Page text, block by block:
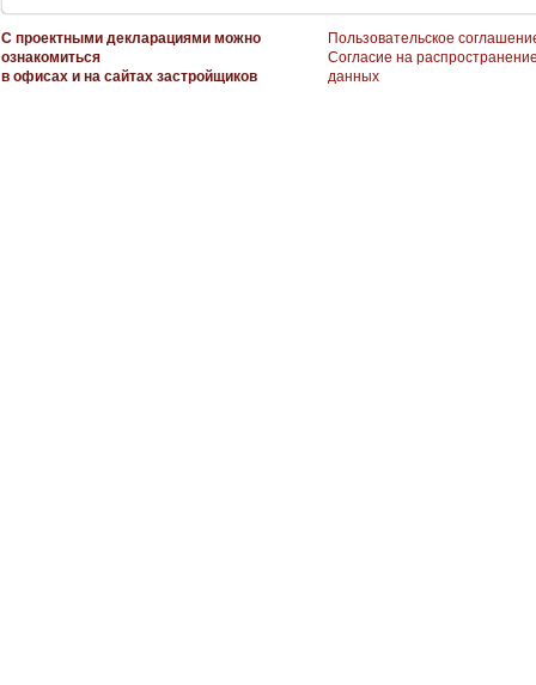
ИНФРАСТРУКТУРА И ДОРОГИ (Важное преимущество)
С проектными декларациями можно
ознакомиться
в офисах и на сайтах застройщиков
Пользовательское
Согласие на
данных